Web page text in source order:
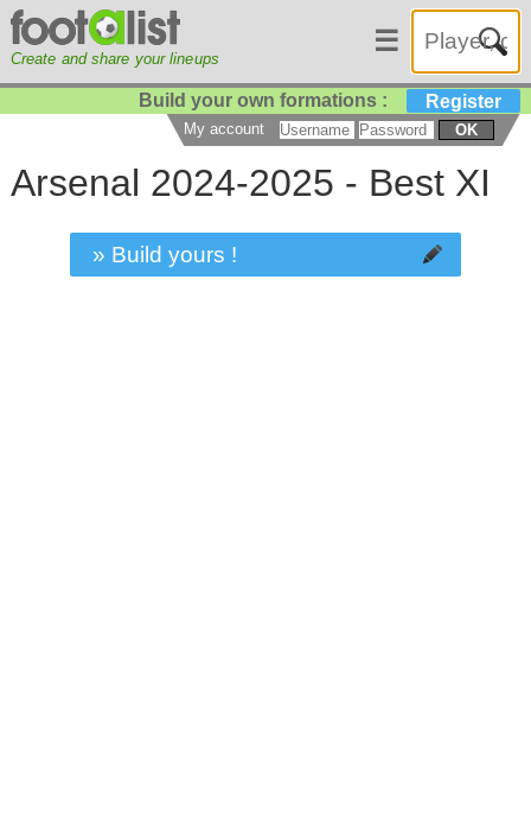
Create and share your lineups
☰
Build your own formations : Register
My account OK
Arsenal 2024-2025 - Best XI
» Build yours !